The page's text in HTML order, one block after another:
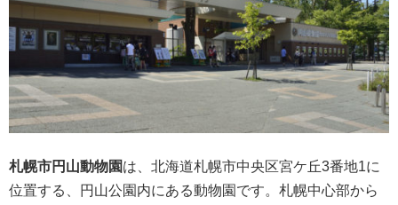
札幌市円山動物園は、北海道札幌市中央区宮ケ丘3番地1に
位置する、円山公園内にある動物園です。札幌中心部から